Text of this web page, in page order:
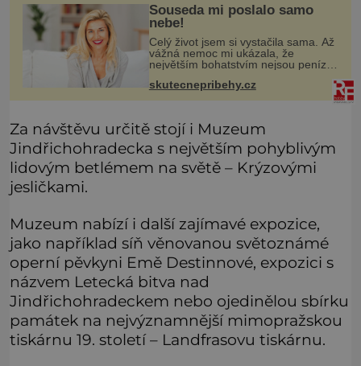
Souseda mi poslalo samo
nebe!
Celý život jsem si vystačila sama. Až
vážná nemoc mi ukázala, že
největším bohatstvím nejsou peníze
ochotný podat pomocnou ruku.
Vždycky jsem byla spíš samotářka.
skutecnepribehy.cz
Za návštěvu určitě stojí i Muzeum
Jindřichohradecka s největším pohyblivým
lidovým betlémem na světě – Krýzovými
jesličkami.
Muzeum nabízí i další zajímavé expozice,
jako například síň věnovanou světoznámé
operní pěvkyni Emě Destinnové, expozici s
názvem Letecká bitva nad
Jindřichohradeckem nebo ojedinělou sbírku
památek na nejvýznamnější mimopražskou
tiskárnu 19. století – Landfrasovu tiskárnu.